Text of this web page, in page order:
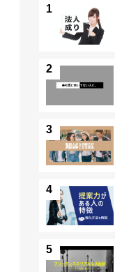
1
2
3
4
5